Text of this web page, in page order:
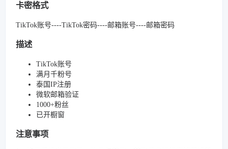
卡密格式
TikTok账号----TikTok密码----邮箱账号----邮箱密码
描述
TikTok账号
满月千粉号
泰国IP注册
微软邮箱验证
1000+粉丝
已开橱窗
注意事项